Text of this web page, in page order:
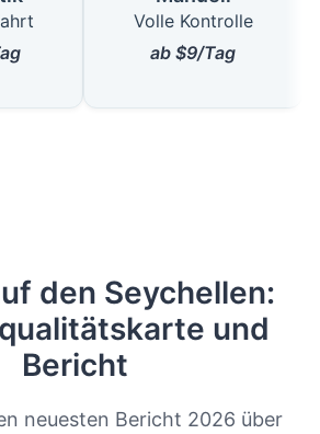
Volle Kontrolle
ab $9/Tag
den Seychellen:
und
Bericht
neuesten Bericht 2026 über